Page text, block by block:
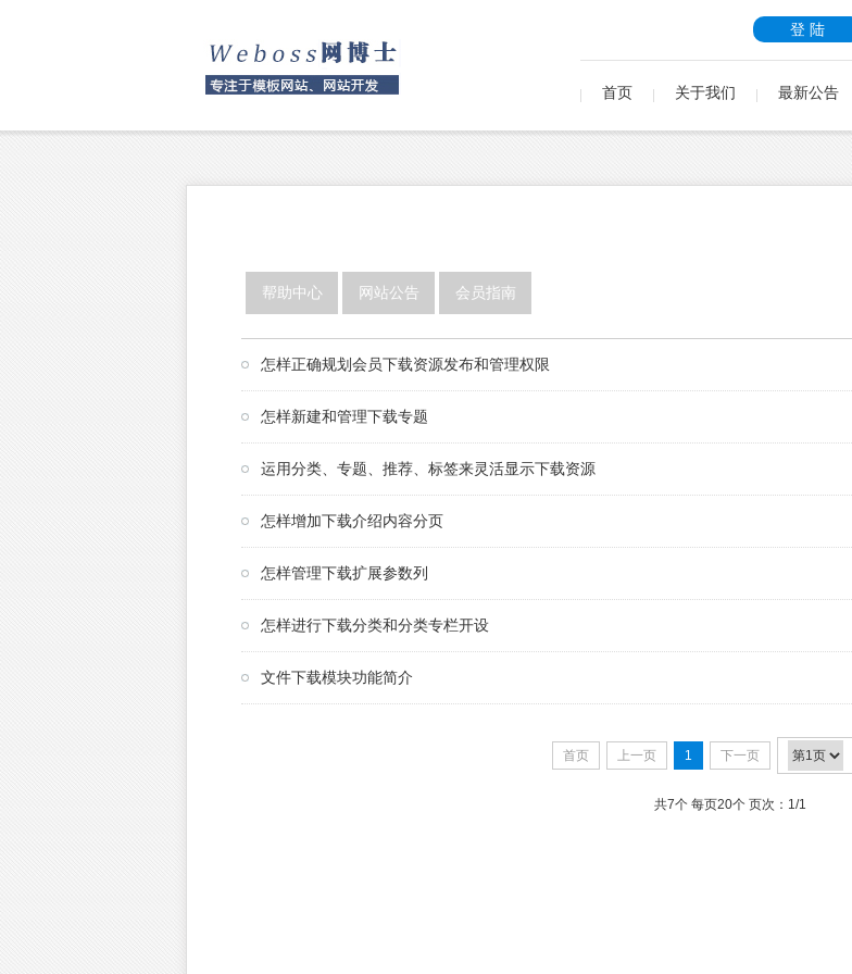
登 陆
首页 关于我们 最新公告
帮助中心 网站公告 会员指南
怎样正确规划会员下载资源发布和管理权限
怎样新建和管理下载专题
运用分类、专题、推荐、标签来灵活显示下载资源
怎样增加下载介绍内容分页
怎样管理下载扩展参数列
怎样进行下载分类和分类专栏开设
文件下载模块功能简介
首页 上一页 1 下一页
共7个 每页20个 页次：1/1